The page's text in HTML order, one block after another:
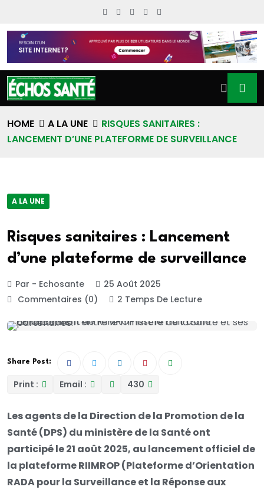
HOME A LA UNE
RISQUES SANITAIRES :
LANCEMENT D’UNE PLATEFORME DE SURVEILLANCE
A LA UNE
Risques sanitaires : Lancement
d’une plateforme de surveillance
Par - Echosante
25 Août 2025
Commentaires (0)
2 Temps De Lecture
Share Post:
Print : Email : 430
Les agents de la Direction de la Promotion de la
Santé (DPS) du ministère de la Santé ont
participé le 21 août 2025, au lancement officiel de
la plateforme RIIMROP (Plateforme d’Orientation
RADA pour la Surveillance et la Réponse aux